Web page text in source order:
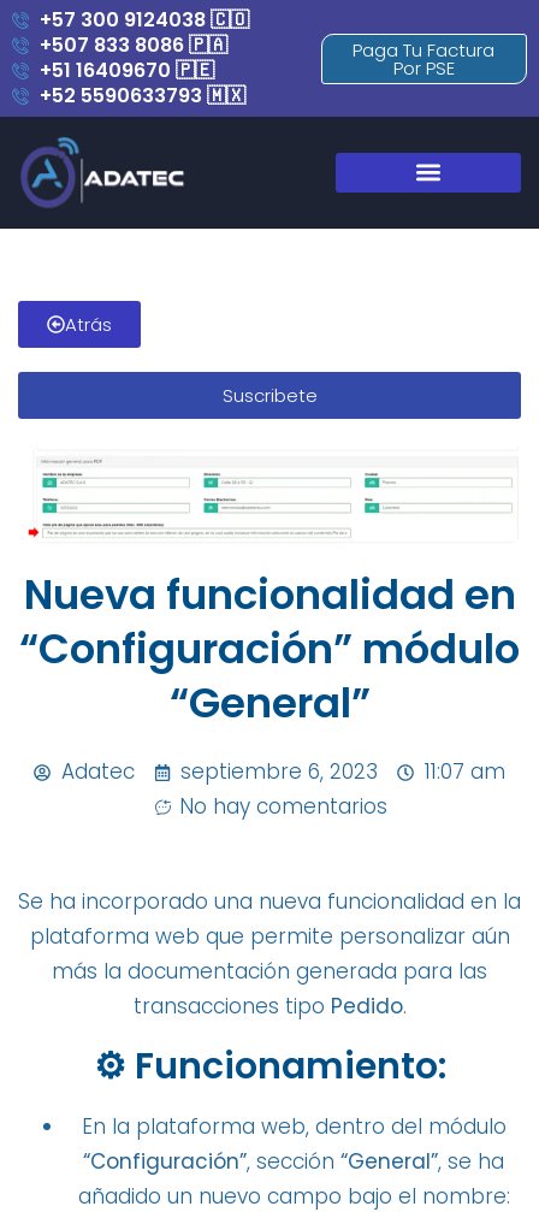
+57 300 9124038 🇨🇴
+507 833 8086 🇵🇦
+51 16409670 🇵🇪
+52 5590633793 🇲🇽
Paga Tu Factura
Por PSE
Atrás
Suscribete
Nueva funcionalidad en
“Configuración” módulo
“General”
Adatec septiembre 6, 2023
11:07 am
No hay comentarios
Se ha incorporado una nueva funcionalidad en la
plataforma web que permite personalizar aún
más la documentación generada para las
transacciones tipo Pedido.
⚙️ Funcionamiento:
En la plataforma web, dentro del módulo
“Configuración”, sección “General”, se ha
añadido un nuevo campo bajo el nombre: